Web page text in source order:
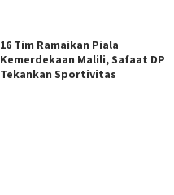
16 Tim Ramaikan Piala
Kemerdekaan Malili, Safaat DP
Tekankan Sportivitas